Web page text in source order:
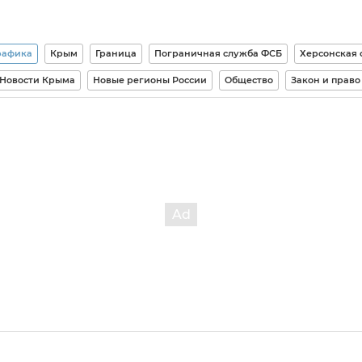
Крым Граница Пограничная служба ФСБ Херсонская
Новости Крыма Новые регионы России Общество Закон и право